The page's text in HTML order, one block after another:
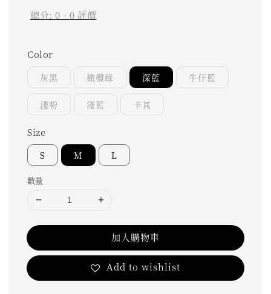
總分:0 - 0 評價
Color
灰黑 橄欖綠 深藍 牛仔藍
淺粉 淺藍 卡其
Size
S M L
數量
加入購物車
Add to wishlist